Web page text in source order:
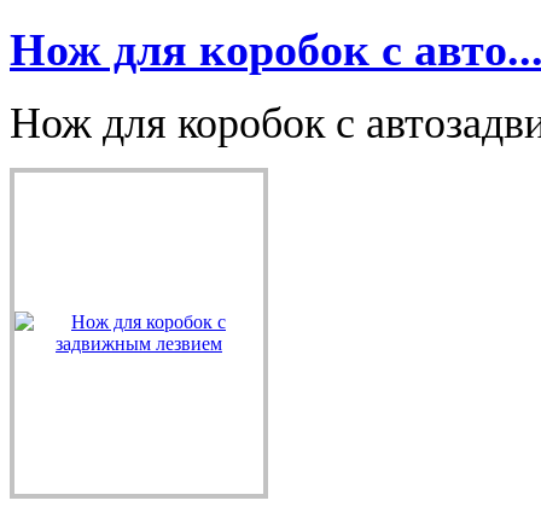
Нож для коробок с
Нож для коробок с